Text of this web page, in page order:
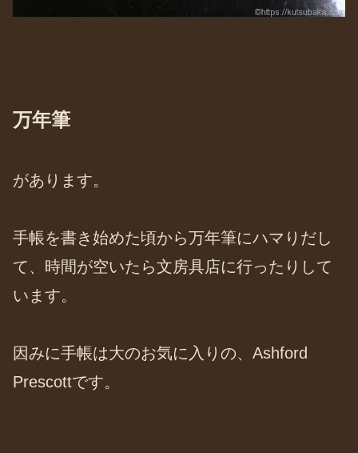
万年筆
があります。
手帳を書き始めた頃から万年筆にハマりだし
て、時間が空いたら文房具店に行ったりして
います。
因みに手帳は大のお気に入りの、Ashford
Prescottです。